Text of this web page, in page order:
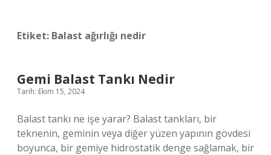
Etiket: Balast ağırlığı nedir
Gemi Balast Tankı Nedir
Tarih: Ekim 15, 2024
Balast tankı ne işe yarar? Balast tankları, bir
teknenin, geminin veya diğer yüzen yapının gövdesi
boyunca, bir gemiye hidrostatik denge sağlamak, bir